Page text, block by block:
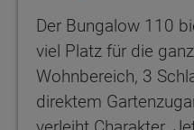
Der Bungalow 110
viel Platz für die
Wohnbereich, 3
direktem